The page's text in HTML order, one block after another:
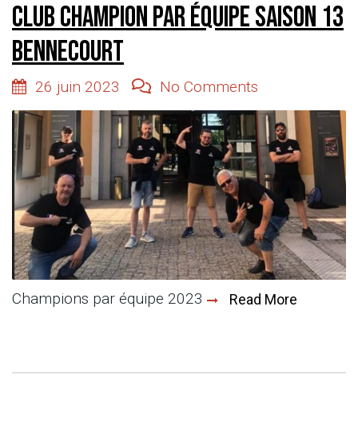
Club champion par équipe saison 13
Bennecourt
26 juin 2023 No Comments
Champions par équipe 2023 Read More